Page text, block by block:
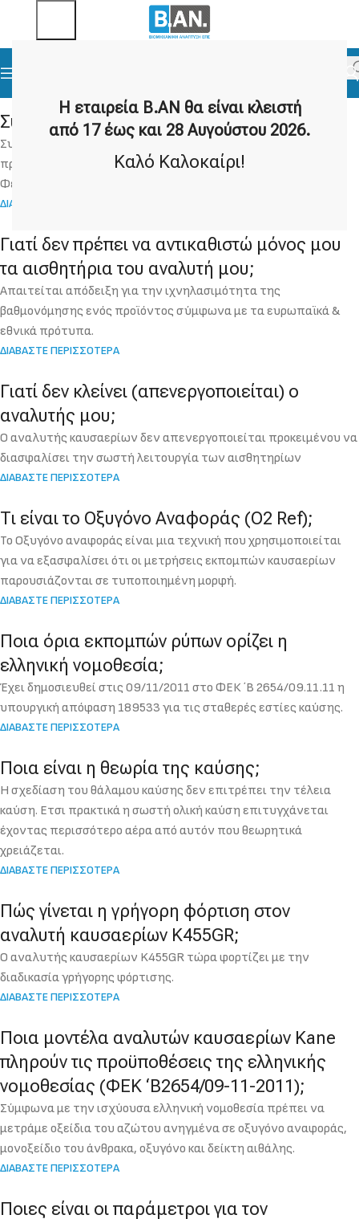
Η εταιρεία Β.ΑΝ θα είναι κλειστή
από 17 έως και 28 Αυγούστου 2026.
Καλό Καλοκαίρι!
Συμμετοχή στην Climatherm 2018
Συμμετοχή στην έκθεση CLIMATHERM 2018, η οποία
πραγματοποιήθηκε από Πέμπτη 22 έως και Κυριακή 25
Φεβρουαρίου στο Metropolitan Expo.
ΔΙΑΒΑΣΤΕ ΠΕΡΙΣΣΟΤΕΡΑ
Γιατί δεν πρέπει να αντικαθιστώ μόνος μου
τα αισθητήρια του αναλυτή μου;
Απαιτείται απόδειξη για την ιχνηλασιμότητα της
βαθμονόμησης ενός προϊόντος σύμφωνα με τα ευρωπαϊκά &
εθνικά πρότυπα.
ΔΙΑΒΑΣΤΕ ΠΕΡΙΣΣΟΤΕΡΑ
Γιατί δεν κλείνει (απενεργοποιείται) ο
αναλυτής μου;
Ο αναλυτής καυσαερίων δεν απενεργοποιείται προκειμένου να
διασφαλίσει την σωστή λειτουργία των αισθητηρίων
ΔΙΑΒΑΣΤΕ ΠΕΡΙΣΣΟΤΕΡΑ
Τι είναι το Οξυγόνο Αναφοράς (O2 Ref);
Το Οξυγόνο αναφοράς είναι μια τεχνική που χρησιμοποιείται
για να εξασφαλίσει ότι οι μετρήσεις εκπομπών καυσαερίων
παρουσιάζονται σε τυποποιημένη μορφή.
ΔΙΑΒΑΣΤΕ ΠΕΡΙΣΣΟΤΕΡΑ
Ποια όρια εκπομπών ρύπων ορίζει η
ελληνική νομοθεσία;
Έχει δημοσιευθεί στις 09/11/2011 στο ΦΕΚ ΄Β 2654/09.11.11 η
υπουργική απόφαση 189533 για τις σταθερές εστίες καύσης.
ΔΙΑΒΑΣΤΕ ΠΕΡΙΣΣΟΤΕΡΑ
Ποια είναι η θεωρία της καύσης;
Η σχεδίαση του θάλαμου καύσης δεν επιτρέπει την τέλεια
καύση. Ετσι πρακτικά η σωστή ολική καύση επιτυγχάνεται
έχοντας περισσότερο αέρα από αυτόν που θεωρητικά
χρειάζεται.
ΔΙΑΒΑΣΤΕ ΠΕΡΙΣΣΟΤΕΡΑ
Πώς γίνεται η γρήγορη φόρτιση στον
αναλυτή καυσαερίων K455GR;
Ο αναλυτής καυσαερίων K455GR τώρα φορτίζει με την
διαδικασία γρήγορης φόρτισης.
ΔΙΑΒΑΣΤΕ ΠΕΡΙΣΣΟΤΕΡΑ
Ποια μοντέλα αναλυτών καυσαερίων Kane
πληρούν τις προϋποθέσεις της ελληνικής
νομοθεσίας (ΦΕΚ ‘Β2654/09-11-2011);
Σύμφωνα με την ισχύουσα ελληνική νομοθεσία πρέπει να
μετράμε οξείδια του αζώτου ανηγμένα σε οξυγόνο αναφοράς,
μονοξείδιο του άνθρακα, οξυγόνο και δείκτη αιθάλης.
ΔΙΑΒΑΣΤΕ ΠΕΡΙΣΣΟΤΕΡΑ
Ποιες είναι οι παράμετροι για τον